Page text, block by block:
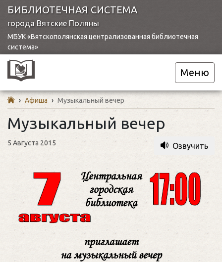
БИБЛИОТЕЧНАЯ СИСТЕМА
города Вятские Поляны
МБУК «Вятскополянская централизованная библиотечная
система»
Меню
› Афиша › Mузыкальный вечер
Mузыкальный вечер
5 Августа 2015 Озвучить